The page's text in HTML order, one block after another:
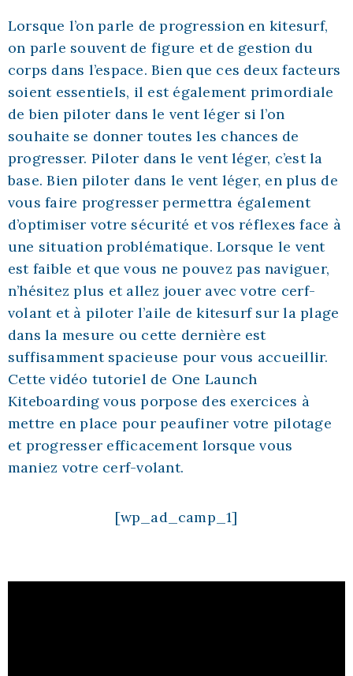
Lorsque l’on parle de progression en kitesurf,
on parle souvent de figure et de gestion du
corps dans l’espace. Bien que ces deux facteurs
soient essentiels, il est également primordiale
de bien piloter dans le vent léger si l’on
souhaite se donner toutes les chances de
progresser. Piloter dans le vent léger, c’est la
base. Bien piloter dans le vent léger, en plus de
vous faire progresser permettra également
d’optimiser votre sécurité et vos réflexes face à
une situation problématique. Lorsque le vent
est faible et que vous ne pouvez pas naviguer,
n’hésitez plus et allez jouer avec votre cerf-
volant et à piloter l’aile de kitesurf sur la plage
dans la mesure ou cette dernière est
suffisamment spacieuse pour vous accueillir.
Cette vidéo tutoriel de One Launch
Kiteboarding vous porpose des exercices à
mettre en place pour peaufiner votre pilotage
et progresser efficacement lorsque vous
maniez votre cerf-volant.
[wp_ad_camp_1]